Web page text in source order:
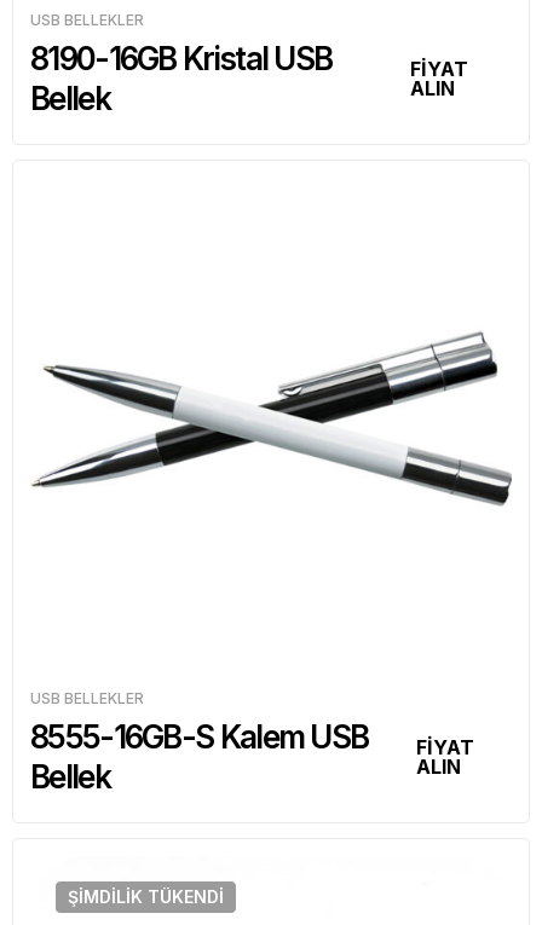
USB BELLEKLER
8190-16GB Kristal USB
Bellek
FİYAT
ALIN
USB BELLEKLER
8555-16GB-S Kalem USB
Bellek
FİYAT
ALIN
ŞIMDILIK TÜKENDI